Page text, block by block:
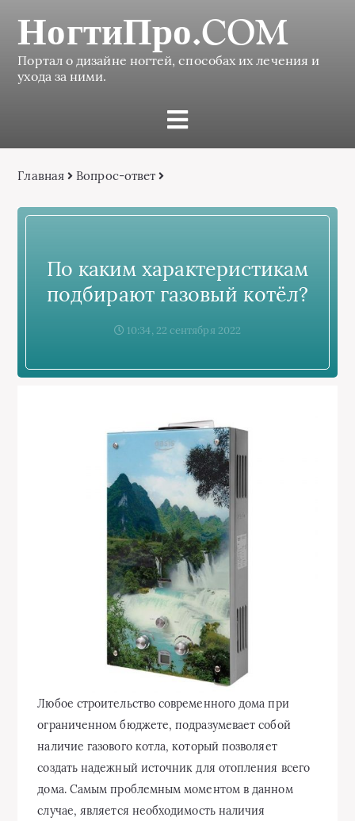
НогтиПро.COM
Портал о дизайне ногтей, способах их лечения и
ухода за ними.
Главная Вопрос-ответ
По каким характеристикам
подбирают газовый котёл?
10:34, 22 сентября 2022
Любое строительство современного дома при
ограниченном бюджете, подразумевает собой
наличие газового котла, который позволяет
создать надежный источник для отопления всего
дома. Самым проблемным моментом в данном
случае, является необходимость наличия